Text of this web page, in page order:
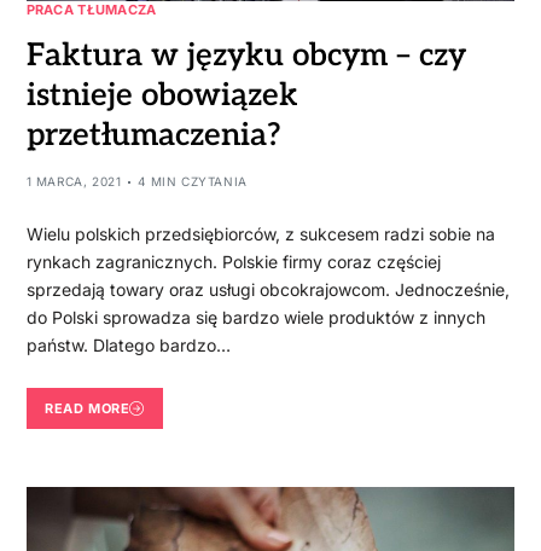
PRACA TŁUMACZA
Faktura w języku obcym – czy
istnieje obowiązek
przetłumaczenia?
1 MARCA, 2021 4 MIN CZYTANIA
Wielu polskich przedsiębiorców, z sukcesem radzi sobie na
rynkach zagranicznych. Polskie firmy coraz częściej
sprzedają towary oraz usługi obcokrajowcom. Jednocześnie,
do Polski sprowadza się bardzo wiele produktów z innych
państw. Dlatego bardzo…
READ MORE